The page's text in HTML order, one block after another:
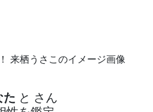
た と さん